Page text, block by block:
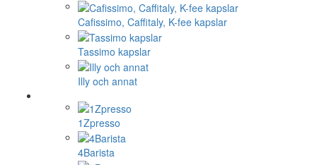
Cafissimo, Caffitaly, K-fee kapslar
Tassimo kapslar
Illy och annat
1Zpresso
4Barista